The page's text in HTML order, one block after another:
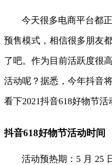
今天很多电商平台都正
预售模式，相信很多朋友
了吧。作为目前活跃度很
活动呢？据悉，今年抖音
看下2021抖音618好物节活
抖音618好物节活动时间
活动预热期：5 月 25